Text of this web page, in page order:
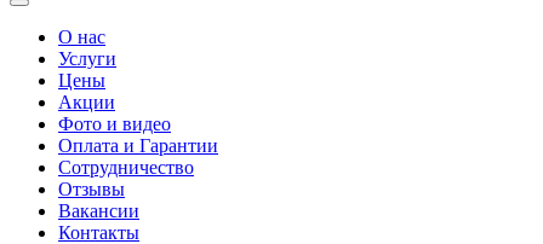
Меню
О нас
Услуги
Цены
Акции
Фото и видео
Оплата и Гарантии
Сотрудничество
Отзывы
Вакансии
Контакты